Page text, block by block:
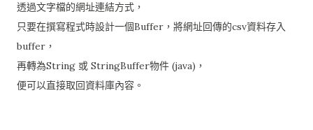
透過文字檔的網址連結方式，
只要在撰寫程式時設計一個Buffer，將網址回傳的csv資料存入
buffer，
再轉為String 或 StringBuffer物件 (java)，
便可以直接取回資料庫內容。